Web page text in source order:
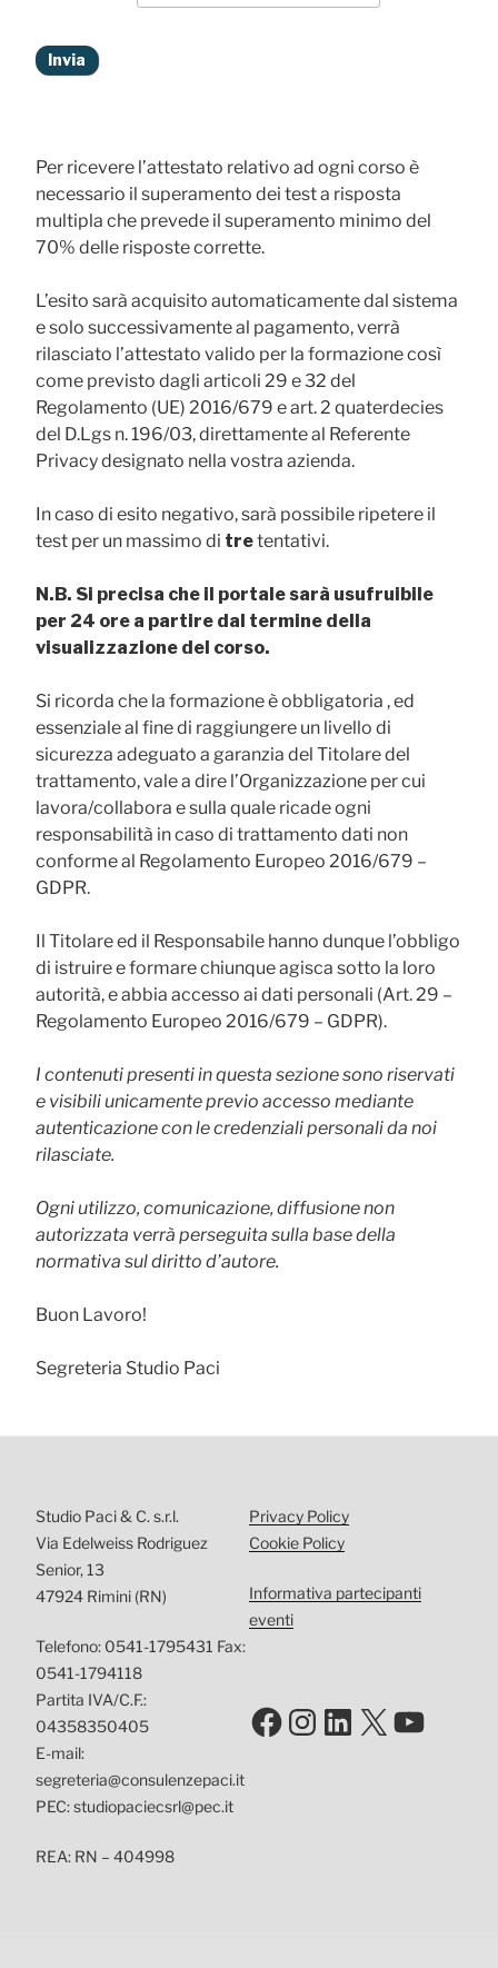
Per ricevere l’attestato relativo ad ogni corso è
necessario il superamento dei test a risposta
multipla che prevede il superamento minimo del
70% delle risposte corrette.
L’esito sarà acquisito automaticamente dal sistema
e solo successivamente al pagamento, verrà
rilasciato l’attestato valido per la formazione così
come previsto dagli articoli 29 e 32 del
Regolamento (UE) 2016/679 e art. 2 quaterdecies
del D.Lgs n. 196/03, direttamente al Referente
Privacy designato nella vostra azienda.
In caso di esito negativo, sarà possibile ripetere il
test per un massimo di tretentativi.
N.B. Si precisa che il portale sarà usufruibile
per 24 ore a partire dal termine della
visualizzazione del corso.
Si ricorda che la formazione è obbligatoria , ed
essenziale al fine di raggiungere un livello di
sicurezza adeguato a garanzia del Titolare del
trattamento, vale a dire l’Organizzazione per cui
lavora/collabora e sulla quale ricade ogni
responsabilità in caso di trattamento dati non
conforme al Regolamento Europeo 2016/679 –
GDPR.
Il Titolare ed il Responsabile hanno dunque l’obbligo
di istruire e formare chiunque agisca sotto la loro
autorità, e abbia accesso ai dati personali (Art. 29 –
Regolamento Europeo 2016/679 – GDPR).
I contenuti presenti in questa sezione sono riservati
e visibili unicamente previo accesso mediante
autenticazione con le credenziali personali da noi
rilasciate.
Ogni utilizzo, comunicazione, diffusione non
autorizzata verrà perseguita sulla base della
normativa sul diritto d’autore.
Buon Lavoro!
Segreteria Studio Paci
Studio Paci & C. s.r.l.
Via Edelweiss Rodriguez
Senior, 13
47924 Rimini (RN)
Telefono: 0541-1795431 Fax:
0541-1794118
Partita IVA/C.F.:
04358350405
E-mail:
segreteria@consulenzepaci.it
PEC: studiopaciecsrl@pec.it
REA: RN – 404998
Privacy Policy
Cookie Policy
Informativa partecipanti
eventi
Facebook
Instagram
LinkedIn
X